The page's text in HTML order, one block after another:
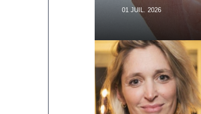
01 JUIL. 2026